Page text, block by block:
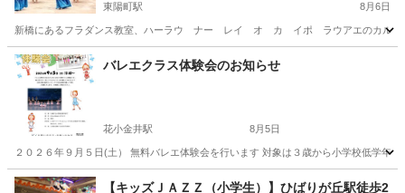
東陽町駅 8月6日
新橋にあるフラダンス教室、ハーラウ ナー レイ オ カ イポ ラウアエのカルチャ
東京 江東区 東陽町駅 フラダンス 東京
東陽町駅
バレエクラス体験会のお知らせ
花小金井駅 8月5日
２０２６年９月５日(土） 無料バレエ体験会を行います 対象は３歳から小学校低学年
東京 小平市 花小金井駅 バレエ クラス
【キッズＪＡＺＺ（小学生）】ひばりが丘駅徒歩2